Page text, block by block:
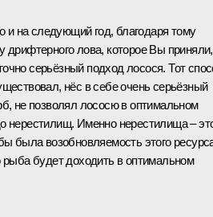
и на следующий год, благодаря тому
дрифтерного лова, которое Вы приняли,
серьёзный подход лосося. Тот
нёс в себе очень серьёзный
не позволял лососю в оптимальном
нерестилищ. Именно нерестилища –
была возобновляемость этого
будет доходить в оптимальном